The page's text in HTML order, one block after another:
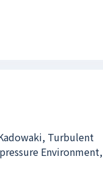
Turbulent
Environment,